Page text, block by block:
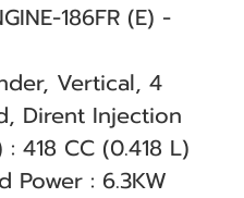
186FR (E) -
Vertical, 4
Dirent Injection
418 CC (0.418 L)
Power : 6.3KW